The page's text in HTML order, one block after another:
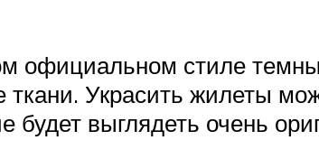
официальном стиле
ткани. Украсить жилеты
выглядеть очень